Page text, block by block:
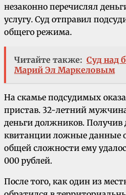
незаконно перечислял
услугу. Суд отправил
общего режима.
Читайте также: Суд над
Марий Эл Маркеловым
На скамье подсудимых
пристав. 32-летний
деньги должников. Получив
квитанции ложные данные
общей сложности ему
000 рублей.
После того, как один из